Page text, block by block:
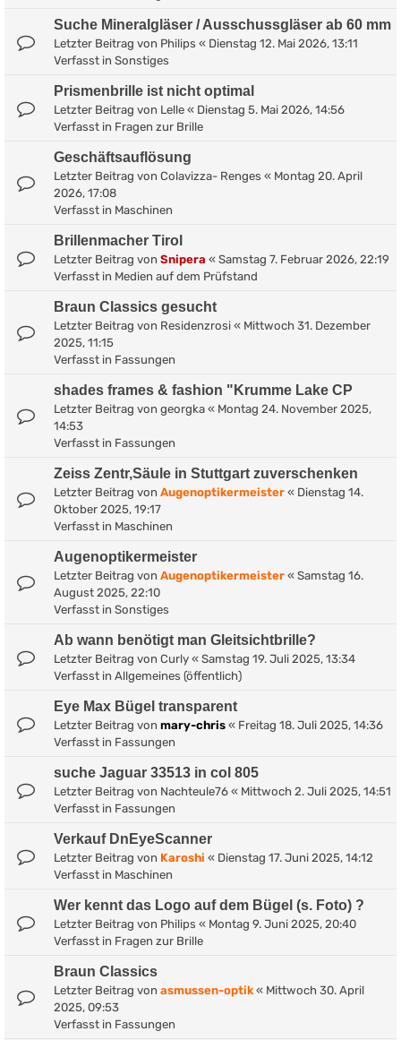
Suche Mineralgläser / Ausschussgläser ab 60 mm
Letzter Beitrag von Philips « Dienstag 12. Mai 2026, 13:11
Verfasst in Sonstiges
Prismenbrille ist nicht optimal
Letzter Beitrag von Lelle « Dienstag 5. Mai 2026, 14:56
Verfasst in Fragen zur Brille
Geschäftsauflösung
Letzter Beitrag von Colavizza- Renges « Montag 20. April
2026, 17:08
Verfasst in Maschinen
Brillenmacher Tirol
Letzter Beitrag von Snipera « Samstag 7. Februar 2026, 22:19
Verfasst in Medien auf dem Prüfstand
Braun Classics gesucht
Letzter Beitrag von Residenzrosi « Mittwoch 31. Dezember
2025, 11:15
Verfasst in Fassungen
shades frames & fashion "Krumme Lake CP
Letzter Beitrag von georgka « Montag 24. November 2025,
14:53
Verfasst in Fassungen
Zeiss Zentr,Säule in Stuttgart zuverschenken
Letzter Beitrag von Augenoptikermeister « Dienstag 14.
Oktober 2025, 19:17
Verfasst in Maschinen
Augenoptikermeister
Letzter Beitrag von Augenoptikermeister « Samstag 16.
August 2025, 22:10
Verfasst in Sonstiges
Ab wann benötigt man Gleitsichtbrille?
Letzter Beitrag von Curly « Samstag 19. Juli 2025, 13:34
Verfasst in Allgemeines (öffentlich)
Eye Max Bügel transparent
Letzter Beitrag von mary-chris « Freitag 18. Juli 2025, 14:36
Verfasst in Fassungen
suche Jaguar 33513 in col 805
Letzter Beitrag von Nachteule76 « Mittwoch 2. Juli 2025, 14:51
Verfasst in Fassungen
Verkauf DnEyeScanner
Letzter Beitrag von Karoshi « Dienstag 17. Juni 2025, 14:12
Verfasst in Maschinen
Wer kennt das Logo auf dem Bügel (s. Foto) ?
Letzter Beitrag von Philips « Montag 9. Juni 2025, 20:40
Verfasst in Fragen zur Brille
Braun Classics
Letzter Beitrag von asmussen-optik« Mittwoch 30. April
2025, 09:53
Verfasst in Fassungen